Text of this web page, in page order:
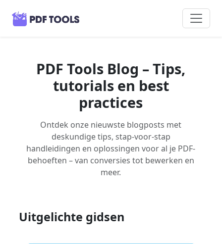
PDF Tools Blog – Tips,
tutorials en best
practices
Ontdek onze nieuwste blogposts met
deskundige tips, stap-voor-stap
handleidingen en oplossingen voor al je PDF-
behoeften – van conversies tot bewerken en
meer.
Uitgelichte gidsen